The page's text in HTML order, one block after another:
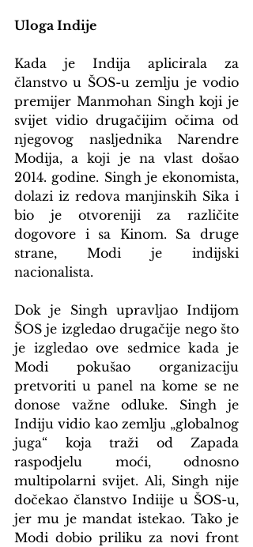
Uloga Indije
Kada je Indija aplicirala za
članstvo u ŠOS-u zemlju je vodio
premijer Manmohan Singh koji je
svijet vidio drugačijim očima od
njegovog nasljednika Narendre
Modija, a koji je na vlast došao
2014. godine. Singh je ekonomista,
dolazi iz redova manjinskih Sika i
bio je otvoreniji za različite
dogovore i sa Kinom. Sa druge
strane, Modi je indijski
nacionalista.
Dok je Singh upravljao Indijom
ŠOS je izgledao drugačije nego što
je izgledao ove sedmice kada je
Modi pokušao organizaciju
pretvoriti u panel na kome se ne
donose važne odluke. Singh je
Indiju vidio kao zemlju „globalnog
juga“ koja traži od Zapada
raspodjelu moći, odnosno
multipolarni svijet. Ali, Singh nije
dočekao članstvo Indiije u ŠOS-u,
jer mu je mandat istekao. Tako je
Modi dobio priliku za novi front